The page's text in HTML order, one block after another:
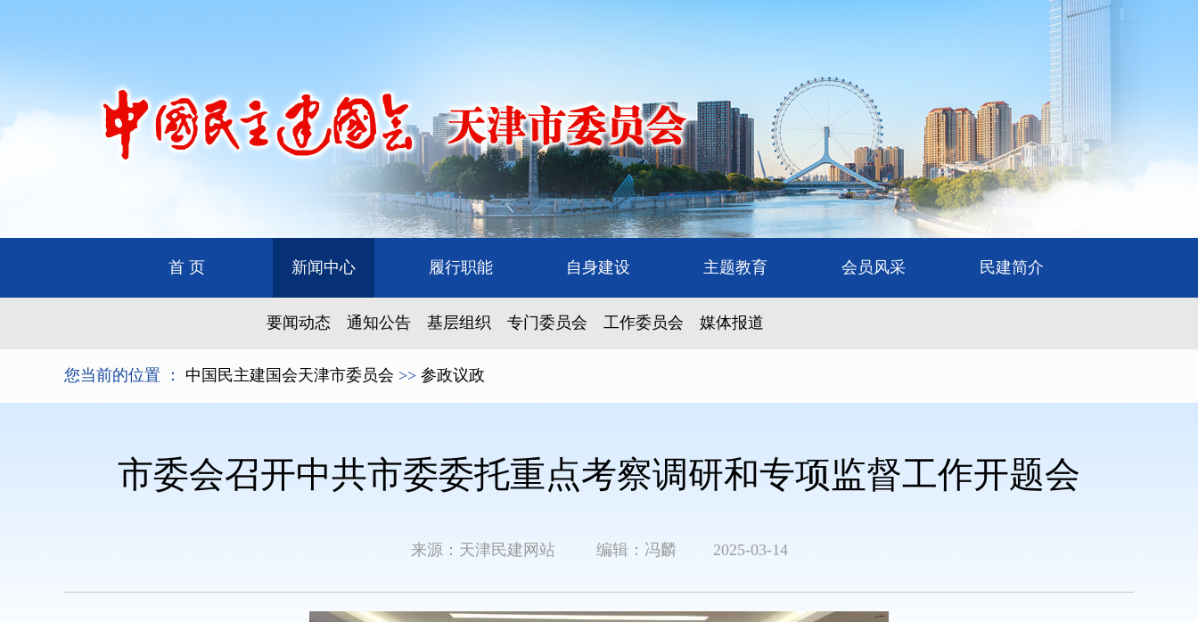
首 页 新闻中心 履行职能 自身建设 主题教育 会员风采 民建简介
要闻动态 通知公告 基层组织 专门委员会 工作委员会 媒体报道
您当前的位置 ： 中国民主建国会天津市委员会 >> 参政议政
市委会召开中共市委委托重点考察调研和专项监督工作开题会
来源：天津民建网站 编辑：冯麟 2025-03-14